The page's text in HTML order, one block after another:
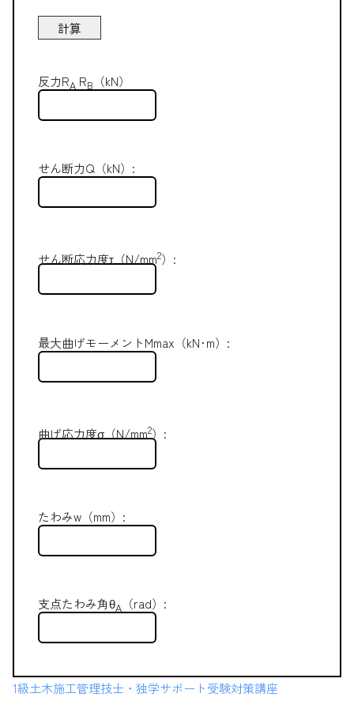
反力RA RB （kN）
せん断力Q（kN）:
せん断応力度τ（N/mm2）:
最大曲げモーメントMmax（kN･m）:
曲げ応力度σ（N/mm2）:
たわみw（mm）:
支点たわみ角θA （rad）:
1級土木施工管理技士・独学サポート受験対策講座